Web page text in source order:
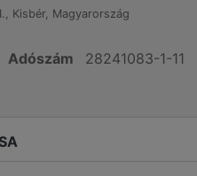
, Kisbér, Magyarország
Adószám 28241083-1-11